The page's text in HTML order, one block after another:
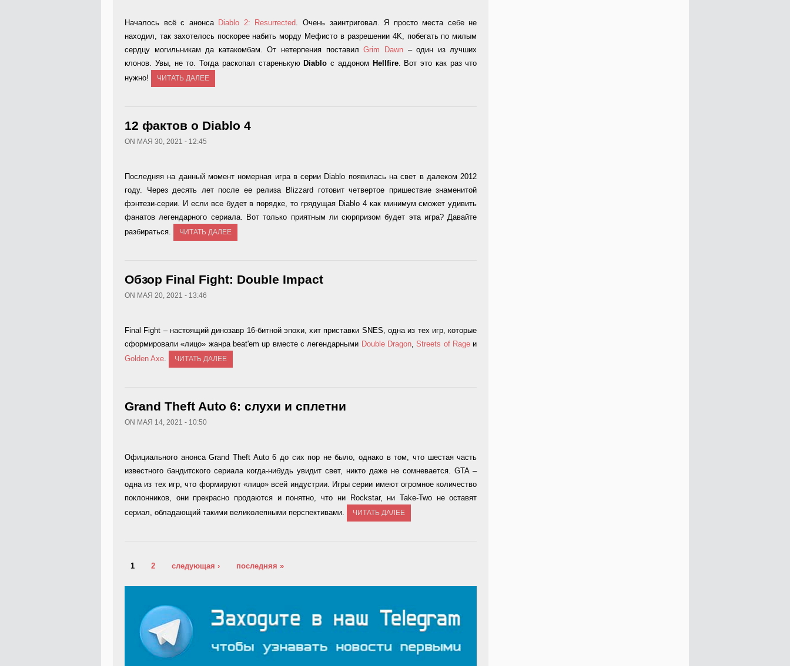
Началось всё с анонса Diablo 2: Resurrected. Очень заинтриговал. Я просто места себе не
находил, так захотелось поскорее набить морду Мефисто в разрешении 4K, побегать по милым
сердцу могильникам да катакомбам. От нетерпения поставилGrim Dawn– один из лучших
клонов. Увы, не то. Тогда раскопал старенькую Diablo с аддоном Hellfire. Вот это как раз что
нужно!
ЧИТАТЬ ДАЛЕЕ
12 фактов о Diablo 4
ON МАЯ 30, 2021 - 12:45
Последняя на данный момент номерная игра в серии Diablo появилась на свет в далеком 2012
году. Через десять лет после ее релиза Blizzard готовит четвертое пришествие знаменитой
фэнтези-серии. И если все будет в порядке, то грядущая Diablo 4 как минимум сможет удивить
фанатов легендарного сериала. Вот только приятным ли сюрпризом будет эта игра? Давайте
разбираться.
ЧИТАТЬ ДАЛЕЕ
Обзор Final Fight: Double Impact
ON МАЯ 20, 2021 - 13:46
Final Fight – настоящий динозавр 16-битной эпохи, хит приставки SNES, одна из тех игр, которые
сформировали «лицо» жанра beat'em up вместе с легендарными Double Dragon,Streets of Rage и
Golden Axe. ЧИТАТЬ ДАЛЕЕ
Grand Theft Auto 6: слухи и сплетни
ON МАЯ 14, 2021 - 10:50
Официального анонса Grand Theft Auto 6 до сих пор не было, однако в том, что шестая часть
известного бандитского сериала когда-нибудь увидит свет, никто даже не сомневается. GTA –
одна из тех игр, что формируют «лицо» всей индустрии. Игры серии имеют огромное количество
поклонников, они прекрасно продаются и понятно, что ни Rockstar, ни Take-Two не оставят
сериал, обладающий такими великолепными перспективами.
ЧИТАТЬ ДАЛЕЕ
Страницы
1 2 следующая › последняя »